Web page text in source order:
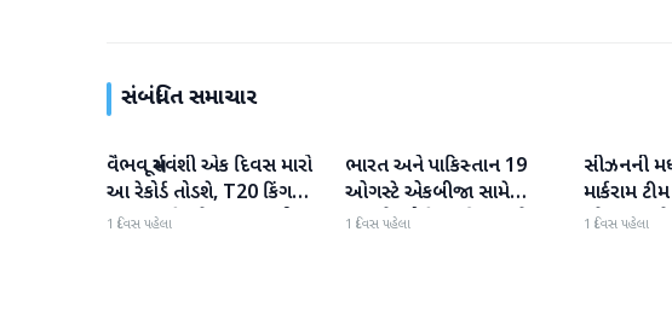
સંબંધિત સમાચાર
રમતગમત
વૈભવ સૂર્યવંશી એક દિવસ મારો
આ રેકોર્ડ તોડશે, T20 કિંગ
બન્યા પછી જોસ બટલરની
1 દિવસ પહેલા
રમતગમત
ભારત અને પાકિસ્તાન 19
ઓગસ્ટે એકબીજા સામે
ટકરાશે, હોકી વર્લ્ડ કપ માટે
1 દિવસ પહેલા
રમતગમત
સીઝનની
માર્કરામ
જોસ બટલરે
1 દિવસ પહેલા